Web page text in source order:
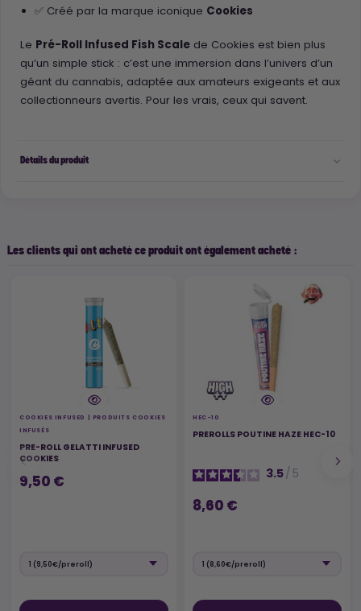
✅ Créé par la marque iconique Cookies
Le Pré-Roll Infused Fish Scale de Cookies est bien plus
qu’un simple stick : c’est une immersion dans l’univers d’un
géant du cannabis, adaptée aux amateurs exigeants et aux
collectionneurs avertis. Pour les vrais, ceux qui savent.
Détails du produit
Les clients qui ont acheté ce produit ont également acheté :
COOKIES INFUSED | PRODUITS COOKIES
INFUSÉS
PRE-ROLL GELATTI INFUSED
COOKIES
9,50 €
HEC-10
PREROLLS POUTINE HAZE HEC-10
3.5/ 5
8,60 €